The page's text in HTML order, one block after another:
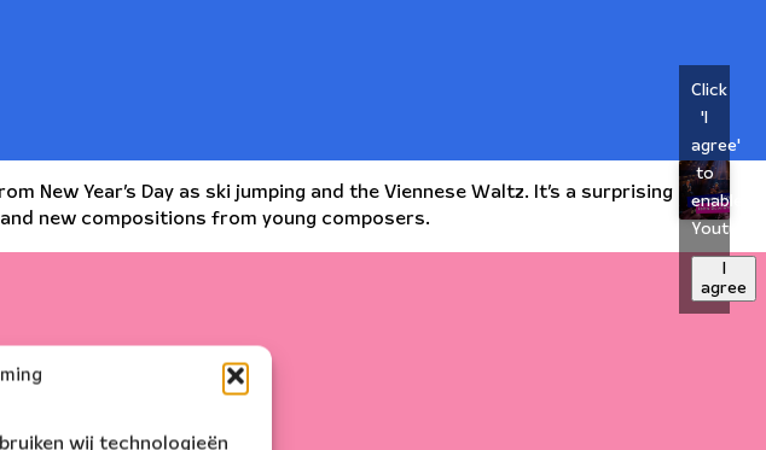
wij technologieën
New Year’s Day as ski jumping and the Viennese Waltz. It’s a surprising
new compositions from young composers.
Click
'I
agree'
to
enable
Youtube
agree